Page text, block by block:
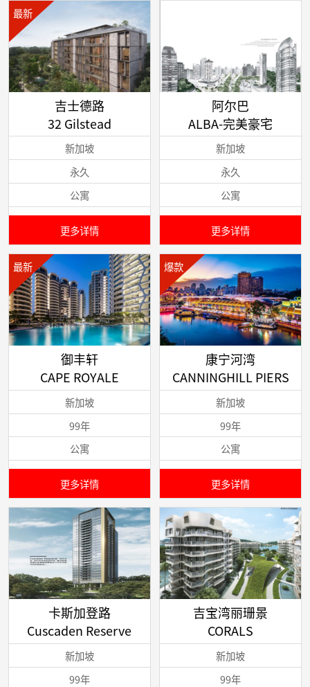
最新
吉士德路
32 Gilstead
新加坡
永久
公寓
更多详情
阿尔巴
ALBA-完美豪宅
新加坡
永久
公寓
更多详情
最新
御丰轩
CAPE ROYALE
新加坡
99年
公寓
更多详情
爆款
康宁河湾
CANNINGHILL PIERS
新加坡
99年
公寓
更多详情
卡斯加登路
Cuscaden Reserve
新加坡
99年
吉宝湾丽珊景
CORALS
新加坡
99年